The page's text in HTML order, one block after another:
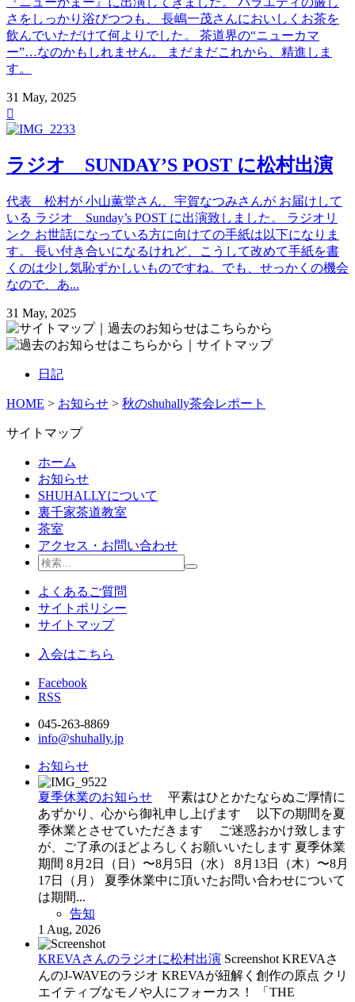
さをしっかり浴びつつも、 長嶋一茂さんにおいしくお茶を
飲んでいただけて何よりでした。 茶道界の“ニューカマ
ー”…なのかもしれません。 まだまだこれから、精進しま
す。
31 May, 2025

ラジオ SUNDAY’S POST に松村出演
代表 松村が 小山薫堂さん、宇賀なつみさんが お届けして
いる ラジオ Sunday’s POST に出演致しました。 ラジオリ
ンク お世話になっている方に向けての手紙は以下になりま
す。 長い付き合いになるけれど、こうして改めて手紙を書
くのは少し気恥ずかしいものですね。でも、せっかくの機会
なので、あ...
31 May, 2025
日記
HOME > お知らせ > 秋のshuhally茶会レポート
サイトマップ
ホーム
お知らせ
SHUHALLYについて
裏千家茶道教室
茶室
アクセス・お問い合わせ
よくあるご質問
サイトポリシー
サイトマップ
入会はこちら
Facebook
RSS
045-263-8869
info@shuhally.jp
お知らせ
夏季休業のお知らせ
平素はひとかたならぬご厚情に
あずかり、心から御礼申し上げます 以下の期間を夏
季休業とさせていただきます ご迷惑おかけ致します
が、ご了承のほどよろしくお願いいたします 夏季休業
期間 8月2日（日）〜8月5日（水） 8月13日（木）〜8月
17日（月） 夏季休業中に頂いたお問い合わせについて
は期間...
告知
1 Aug, 2026
KREVAさんのラジオに松村出演 Screenshot KREVAさ
んのJ-WAVEのラジオ KREVAが紐解く創作の原点 クリ
エイティブなモノや人にフォーカス！ 「THE